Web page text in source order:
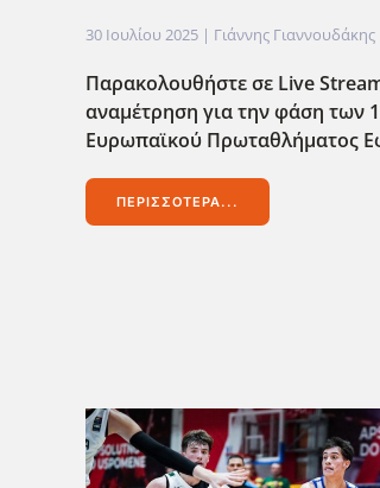
30 Ιουλίου 2025 | Γιάννης Γιαννουδάκης
Παρακολουθήστε σε Live
αναμέτρηση για την φάση των
Ευρωπαϊκού Πρωταθλήματος
ΠΕΡΙΣΣΌΤΕΡΑ...